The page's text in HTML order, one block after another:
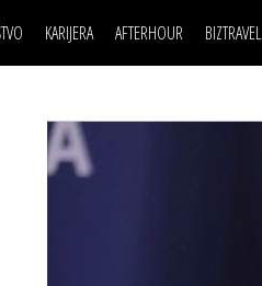
KARIJERA
LJUDI (HR)
MOJ UGAO
AFTERHOUR BIZTRAVEL
POSAO
MOJ UGAO
USAVRŠAVANJE
FILM I SCENA
AUTO SVET